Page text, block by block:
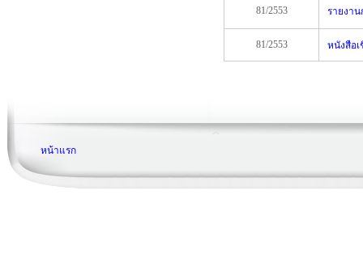
81/2553 รายงาน
81/2553 หนังสือเ
หน้าแรก